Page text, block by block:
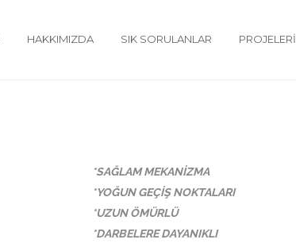
HAKKIMIZDA SIK SORULANLAR
*SAĞLAM MEKANİZMA
*YOĞUN GEÇİŞ NOKTALARI
*UZUN ÖMÜRLÜ
*DARBELERE DAYANIKLI